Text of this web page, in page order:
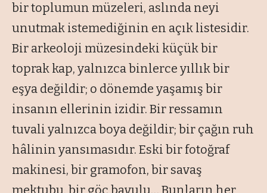
bir toplumun müzeleri, aslında neyi
unutmak istemediğinin en açık listesidir.
Bir arkeoloji müzesindeki küçük bir
toprak kap, yalnızca binlerce yıllık bir
eşya değildir; o dönemde yaşamış bir
insanın ellerinin izidir. Bir ressamın
tuvali yalnızca boya değildir; bir çağın ruh
hâlinin yansımasıdır. Eski bir fotoğraf
makinesi, bir gramofon, bir savaş